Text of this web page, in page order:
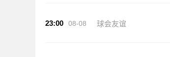
23:00 08-08 球会友谊